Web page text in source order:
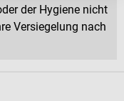
der Hygiene nicht
Versiegelung nach